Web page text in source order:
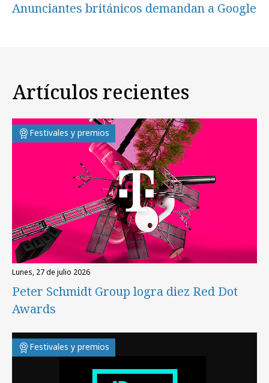
Anunciantes británicos demandan a Google
Artículos recientes
Festivales y premios
lunes, 27 de julio 2026
Peter Schmidt Group logra diez Red Dot
Awards
Festivales y premios